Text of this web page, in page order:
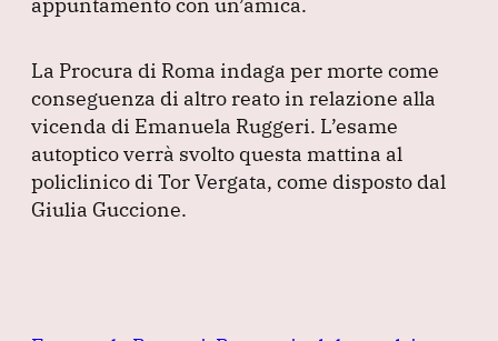
La Procura di Roma indaga per morte come
conseguenza di altro reato in relazione alla
vicenda di Emanuela Ruggeri. L’esame
autoptico verrà svolto questa mattina al
policlinico di Tor Vergata, come disposto dal
Giulia Guccione.